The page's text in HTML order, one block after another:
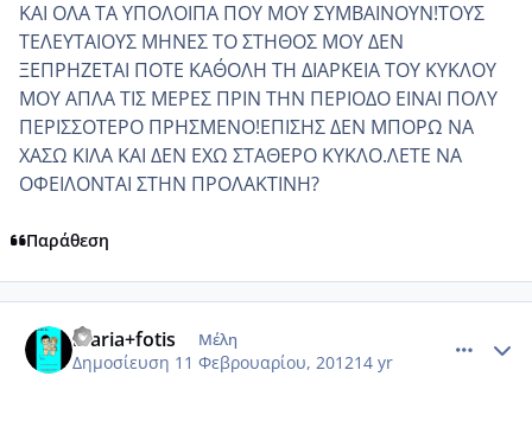
ΚΑΙ ΟΛΑ ΤΑ ΥΠΟΛΟΙΠΑ ΠΟΥ ΜΟΥ ΣΥΜΒΑΙΝΟΥΝ!ΤΟΥΣ
ΤΕΛΕΥΤΑΙΟΥΣ ΜΗΝΕΣ ΤΟ ΣΤΗΘΟΣ ΜΟΥ ΔΕΝ
ΞΕΠΡΗΖΕΤΑΙ ΠΟΤΕ ΚΑΘ΄ΟΛΗ ΤΗ ΔΙΑΡΚΕΙΑ ΤΟΥ ΚΥΚΛΟΥ
ΜΟΥ ΑΠΛΑ ΤΙΣ ΜΕΡΕΣ ΠΡΙΝ ΤΗΝ ΠΕΡΙΟΔΟ ΕΙΝΑΙ ΠΟΛΥ
ΠΕΡΙΣΣΟΤΕΡΟ ΠΡΗΣΜΕΝΟ!ΕΠΙΣΗΣ ΔΕΝ ΜΠΟΡΩ ΝΑ
ΧΑΣΩ ΚΙΛΑ ΚΑΙ ΔΕΝ ΕΧΩ ΣΤΑΘΕΡΟ ΚΥΚΛΟ.ΛΕΤΕ ΝΑ
ΟΦΕΙΛΟΝΤΑΙ ΣΤΗΝ ΠΡΟΛΑΚΤΙΝΗ?
Παράθεση
maria+fotis Μέλη
Δημοσίευση 11 Φεβρουαρίου, 201214 yr